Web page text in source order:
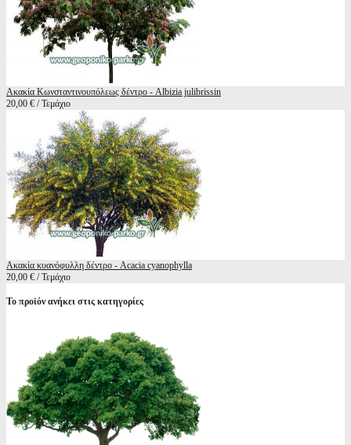
Ακακία Κωνσταντινουπόλεως δέντρο - Albizia julibrissin
20,00 € / Τεμάχιο
Ακακία κυανόφυλλη δέντρο - Acacia cyanophylla
20,00 € / Τεμάχιο
Το προϊόν ανήκει στις κατηγορίες